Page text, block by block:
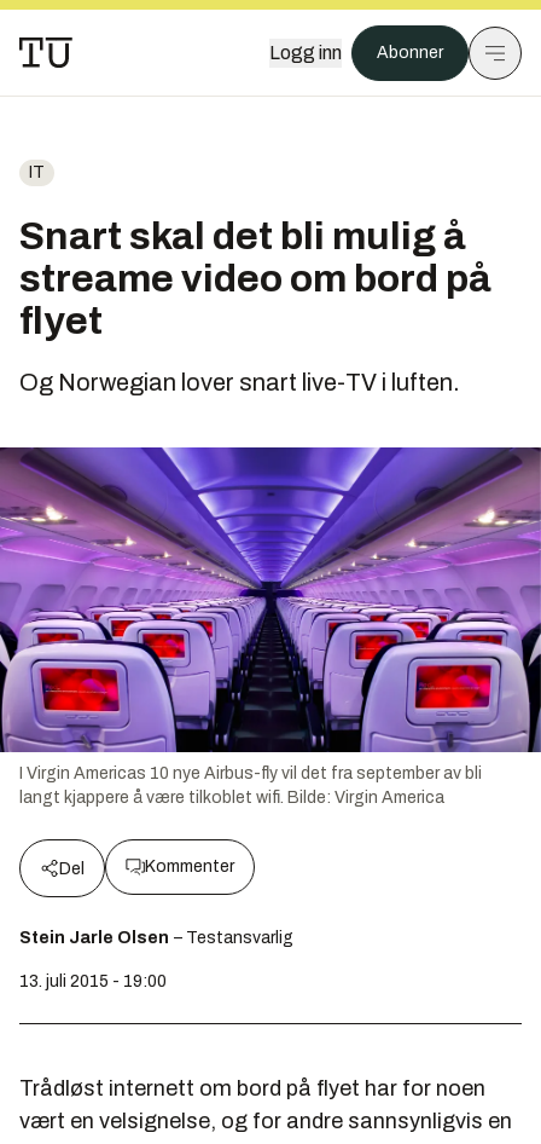
Logg inn Abonner
IT
Snart skal det bli mulig å
streame video om bord på
flyet
Og Norwegian lover snart live-TV i luften.
I Virgin Americas 10 nye Airbus-fly vil det fra september av bli
langt kjappere å være tilkoblet wifi. Bilde: Virgin America
Del Kommenter
Stein Jarle Olsen – Testansvarlig
13. juli 2015 - 19:00
Trådløst internett om bord på flyet har for noen
vært en velsignelse, og for andre sannsynligvis en